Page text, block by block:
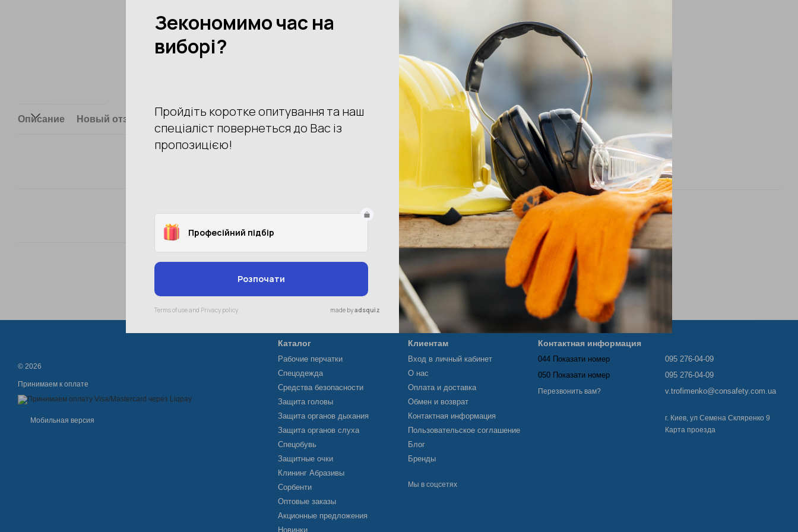
Описание Новый отзыв или комментарий
Одяг:розмір
S M L XL
Выберите цвет
Купить
Доставка Оплата Повернення
© 2026
Принимаем к оплате
Мобильная версия
Каталог
Рабочие перчатки
Спецодежда
Средства безопасности
Защита головы
Защита органов дыхания
Защита органов слуха
Спецобувь
Защитные очки
Клининг Абразивы
Сорбенти
Оптовые заказы
Акционные предложения
Новинки
Клиентам
Вход в личный кабинет
О нас
Оплата и доставка
Обмен и возврат
Контактная информация
Пользовательское соглашение
Блог
Бренды
Мы в соцсетях
Контактная информация
044 Показати номер
050 Показати номер
Перезвонить вам?
095 276-04-09
095 276-04-09
v.trofimenko@consafety.com.ua
г. Киев, ул Семена Скляренко 9
Карта проезда